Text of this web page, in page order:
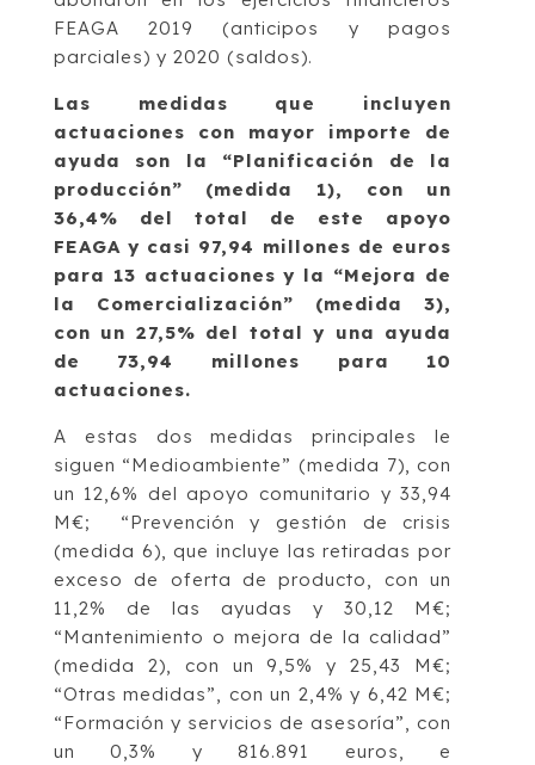
FEAGA 2019 (anticipos y pagos
parciales) y 2020 (saldos).
Las medidas que incluyen
actuaciones con mayor importe de
ayuda son la “Planificación de la
producción” (medida 1), con un
36,4% del total de este apoyo
FEAGA y casi 97,94 millones de euros
para 13 actuaciones y la “Mejora de
la Comercialización” (medida 3),
con un 27,5% del total y una ayuda
de 73,94 millones para 10
actuaciones.
A estas dos medidas principales le
siguen “Medioambiente” (medida 7), con
un 12,6% del apoyo comunitario y 33,94
M€; “Prevención y gestión de crisis
(medida 6), que incluye las retiradas por
exceso de oferta de producto, con un
11,2% de las ayudas y 30,12 M€;
“Mantenimiento o mejora de la calidad”
(medida 2), con un 9,5% y 25,43 M€;
“Otras medidas”, con un 2,4% y 6,42 M€;
“Formación y servicios de asesoría”, con
un 0,3% y 816.891 euros, e